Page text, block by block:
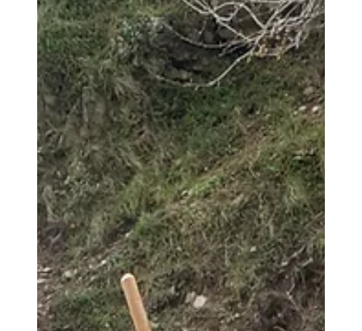
4 mag Tempo di lettura: 0 min
Game Lab